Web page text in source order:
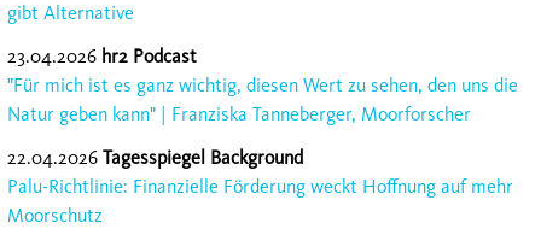
gibt Alternative
23.04.2026 hr2 Podcast
"Für mich ist es ganz wichtig, diesen Wert zu sehen, den uns die
Natur geben kann" | Franziska Tanneberger, Moorforscher
22.04.2026 Tagesspiegel Background
Palu-Richtlinie: Finanzielle Förderung weckt Hoffnung auf mehr
Moorschutz